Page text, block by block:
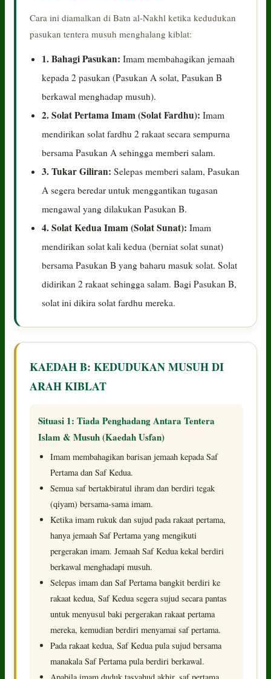
Cara ini diamalkan di Batn al-Nakhl ketika kedudukan
pasukan tentera musuh menghalang kiblat:
1. Bahagi Pasukan: Imam membahagikan jemaah
kepada 2 pasukan (Pasukan A solat, Pasukan B
berkawal menghadap musuh).
2. Solat Pertama Imam (Solat Fardhu): Imam
mendirikan solat fardhu 2 rakaat secara sempurna
bersama Pasukan A sehingga memberi salam.
3. Tukar Giliran: Selepas memberi salam, Pasukan
A segera beredar untuk menggantikan tugasan
mengawal yang dilakukan Pasukan B.
4. Solat Kedua Imam (Solat Sunat): Imam
mendirikan solat kali kedua (berniat solat sunat)
bersama Pasukan B yang baharu masuk solat. Solat
didirikan 2 rakaat sehingga salam. Bagi Pasukan B,
solat ini dikira solat fardhu mereka.
KAEDAH B: KEDUDUKAN MUSUH DI
ARAH KIBLAT
Situasi 1: Tiada Penghadang Antara Tentera
Islam & Musuh (Kaedah Usfan)
Imam membahagikan barisan jemaah kepada Saf
Pertama dan Saf Kedua.
Semua saf bertakbiratul ihram dan berdiri tegak
(qiyam) bersama-sama imam.
Ketika imam rukuk dan sujud pada rakaat pertama,
hanya jemaah Saf Pertama yang mengikuti
pergerakan imam. Jemaah Saf Kedua kekal berdiri
berkawal menghadapi musuh.
Selepas imam dan Saf Pertama bangkit berdiri ke
rakaat kedua, Saf Kedua segera sujud secara pantas
untuk menyusul baki pergerakan rakaat pertama
mereka, kemudian berdiri menyamai saf pertama.
Pada rakaat kedua, Saf Kedua pula sujud bersama
manakala Saf Pertama pula berdiri berkawal.